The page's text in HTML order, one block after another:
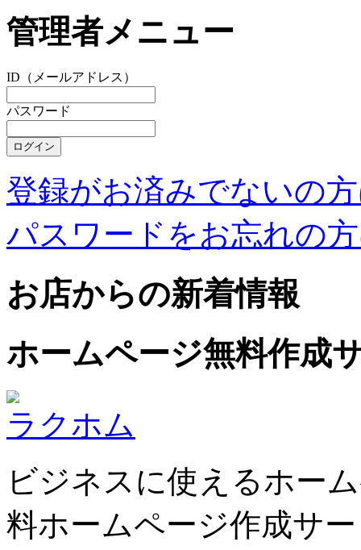
管理者メニュー
ID（メールアドレス）
パスワード
登録がお済みでないの
パスワードをお忘れの
お店からの新着情報
ホームページ無料作成
ラクホム
ビジネスに使えるホー
料ホームページ作成サ